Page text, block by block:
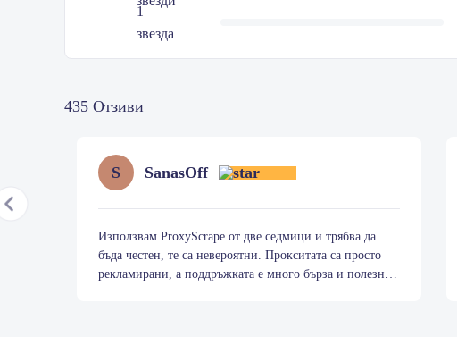
1
звезда
435 Отзиви
S SanasOff
Използвам ProxyScrape от две седмици и трябва да
бъда честен, те са невероятни. Прокситата са просто
рекламирани, а поддръжката е много бърза и полезна.